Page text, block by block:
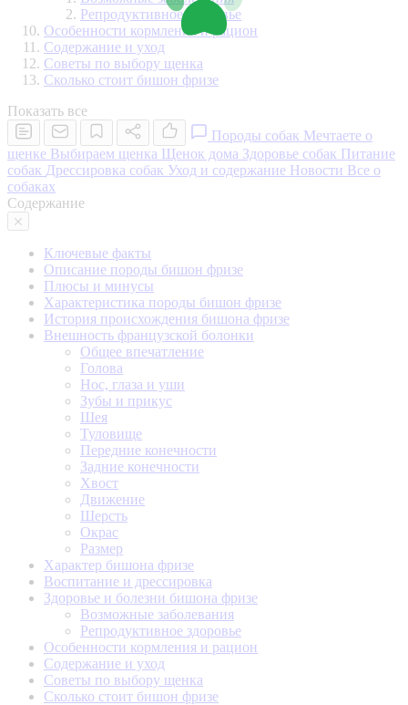
Репродуктивное здоровье
Особенности кормления и рацион
Содержание и уход
Советы по выбору щенка
Сколько стоит бишон фризе
Показать все
Породы собак Мечтаете о
щенке Выбираем щенка Щенок дома Здоровье собак Питание
собак Дрессировка собак Уход и содержание Новости Все о
собаках
Содержание
Ключевые факты
Описание породы бишон фризе
Плюсы и минусы
Характеристика породы бишон фризе
История происхождения бишона фризе
Внешность французской болонки
Общее впечатление
Голова
Нос, глаза и уши
Зубы и прикус
Шея
Туловище
Передние конечности
Задние конечности
Хвост
Движение
Шерсть
Окрас
Размер
Характер бишона фризе
Воспитание и дрессировка
Здоровье и болезни бишона фризе
Возможные заболевания
Репродуктивное здоровье
Особенности кормления и рацион
Содержание и уход
Советы по выбору щенка
Сколько стоит бишон фризе